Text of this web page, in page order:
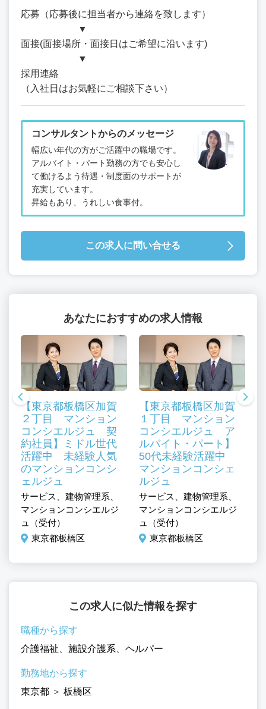
応募（応募後に担当者から連絡を致します）
▼
面接(面接場所・面接日はご希望に沿います)
▼
採用連絡
（入社日はお気軽にご相談下さい）
コンサルタントからのメッセージ
幅広い年代の方がご活躍中の職場です。
アルバイト・パート勤務の方でも安心し
て働けるよう待遇・制度面のサポートが
充実しています。
昇給もあり、うれしい食事付。
この求人に問い合せる
あなたにおすすめの求人情報
【東京都板橋区加賀
２丁目 マンション
コンシエルジュ 契
約社員】ミドル世代
活躍中 未経験人気
のマンションコンシ
ェルジュ
サービス、建物管理系、
マンションコンシエルジ
ュ（受付）
東京都板橋区
【東京都板橋区加賀
１丁目 マンション
コンシエルジュ ア
ルバイト・パート】
50代未経験活躍中
マンションコンシェ
ルジュ
サービス、建物管理系、
マンションコンシエルジ
ュ（受付）
東京都板橋区
この求人に似た情報を探す
職種から探す
介護福祉
施設介護系 ヘルパー
勤務地から探す
東京都 ＞ 板橋区